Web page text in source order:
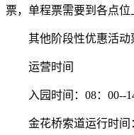
票，单程票需要到各点位
其他阶段性优惠活动
运营时间
入园时间：08：00--14
金花桥索道运行时间